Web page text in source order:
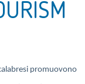
promuovono